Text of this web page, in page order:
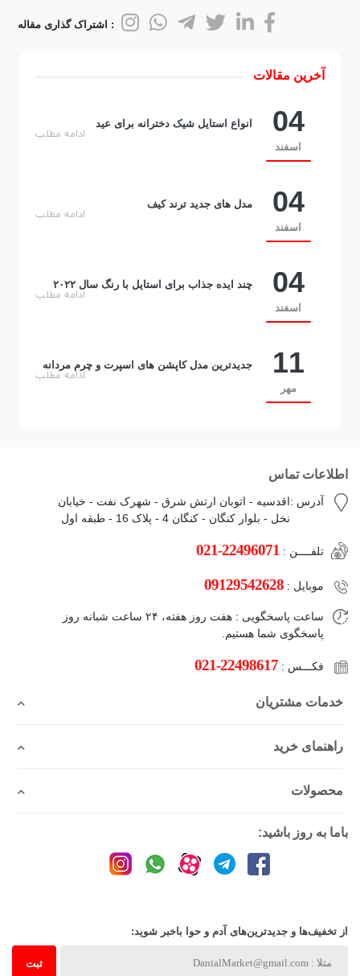
: اشتراک گذاری مقاله
آخرین مقالات
04
اسفند
انواع استایل شیک دخترانه برای عید
ادامه مطلب
04
اسفند
مدل های جدید ترند کیف
ادامه مطلب
04
اسفند
چند ایده جذاب برای استایل با رنگ سال ۲۰۲۲
ادامه مطلب
11
مهر
جدیدترین مدل کاپشن های اسپرت و چرم مردانه
ادامه مطلب
اطلاعات تماس
آدرس :اقدسیه - اتوبان ارتش شرق - شهرک نفت - خیابان
نخل - بلوار کنگان - کنگان 4 - پلاک 16 - طبقه اول
تلفــــن : 021-22496071
موبایل : 09129542628
ساعت پاسخگویی :
هفت روز هفته، ۲۴ ساعت شبانه‌ روز
پاسخگوی شما هستیم.
فکـــس : 021-22498617
خدمات مشتریان
راهنمای خرید
محصولات
باما به روز باشید:
از تخفیف‌ها و جدیدترین‌های آدم و حوا باخبر شوید:
ثبت